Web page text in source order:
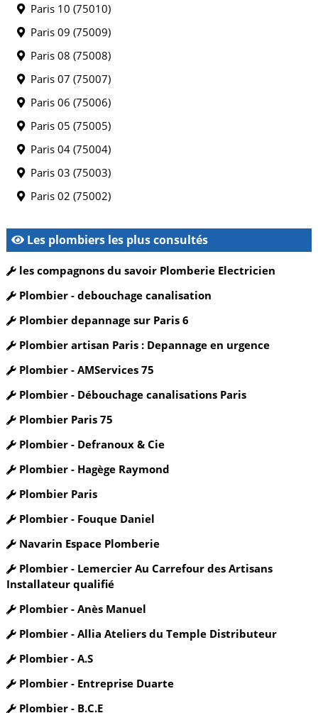
Paris 10 (75010)
Paris 09 (75009)
Paris 08 (75008)
Paris 07 (75007)
Paris 06 (75006)
Paris 05 (75005)
Paris 04 (75004)
Paris 03 (75003)
Paris 02 (75002)
Les plombiers les plus consultés
les compagnons du savoir Plomberie Electricien
Plombier - debouchage canalisation
Plombier depannage sur Paris 6
Plombier artisan Paris : Depannage en urgence
Plombier - AMServices 75
Plombier - Débouchage canalisations Paris
Plombier Paris 75
Plombier - Defranoux & Cie
Plombier - Hagège Raymond
Plombier Paris
Plombier - Fouque Daniel
Navarin Espace Plomberie
Plombier - Lemercier Au Carrefour des Artisans
Installateur qualifié
Plombier - Anès Manuel
Plombier - Allia Ateliers du Temple Distributeur
Plombier - A.S
Plombier - Entreprise Duarte
Plombier - B.C.E